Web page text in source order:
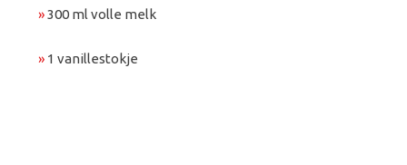
»300 ml volle melk
» 1 vanillestokje